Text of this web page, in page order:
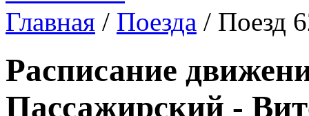
Главная / Поезда / Поезд
Расписание
Пассажирский -